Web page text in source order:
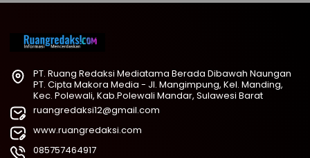
PT. Ruang Redaksi Mediatama Berada Dibawah Naungan
PT. Cipta Makora Media - Jl. Mangimpung, Kel. Manding,
Kec. Polewali, Kab.Polewali Mandar, Sulawesi Barat
ruangredaksi12@gmail.com
www.ruangredaksi.com
085757464917